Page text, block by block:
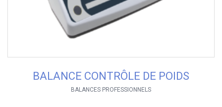
BALANCE CONTRÔLE DE POIDS
BALANCES PROFESSIONNELS